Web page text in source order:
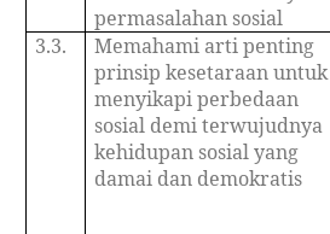
permasalahan sosial
3.3.
Memahami arti penting
prinsip kesetaraan untuk
menyikapi perbedaan
sosial demi terwujudnya
kehidupan sosial yang
damai dan demokratis